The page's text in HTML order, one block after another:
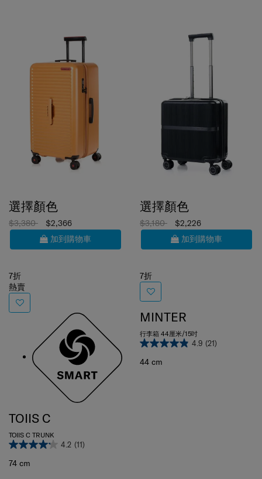
選擇顏色
$3,380
$2,366
加到購物車
7折
熱賣
TOIIS C
TOIIS C TRUNK
4.2 (11)
74 cm
選擇顏色
$3,180
$2,226
加到購物車
7折
MINTER
行李箱 44厘米/15吋
4.9 (21)
44 cm